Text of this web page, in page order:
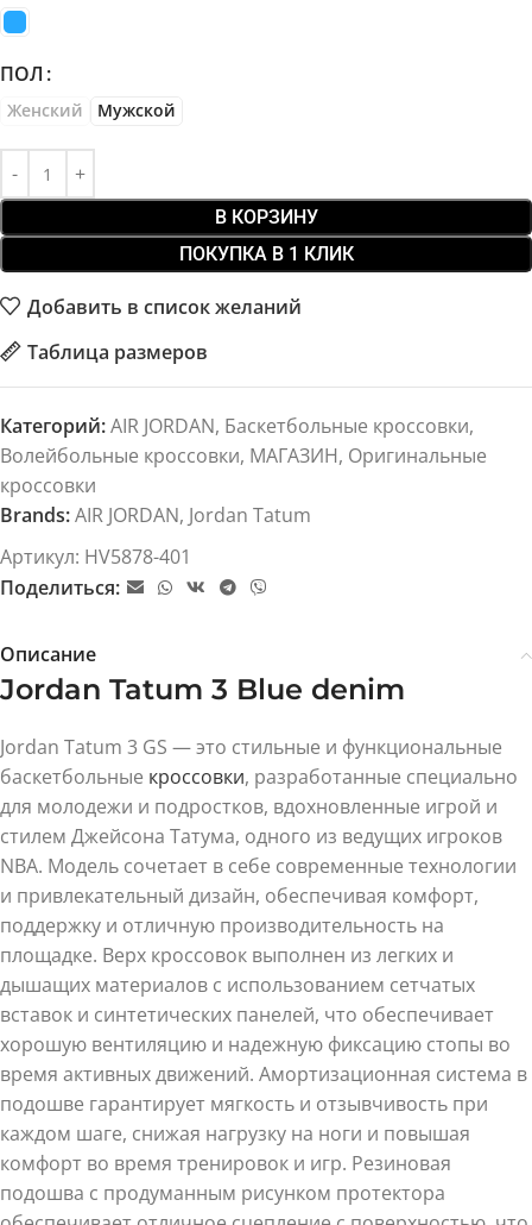
ПОЛ
Женский Мужской
В КОРЗИНУ
ПОКУПКА В 1 КЛИК
Добавить в список желаний
Таблица размеров
Категорий:AIR JORDAN, Баскетбольные кроссовки,
Волейбольные кроссовки, МАГАЗИН, Оригинальные
кроссовки
Brands:AIR JORDAN, Jordan Tatum
Артикул: HV5878-401
Поделиться:
Описание
Jordan Tatum 3 Blue denim
Jordan Tatum 3 GS — это стильные и функциональные
баскетбольные кроссовки, разработанные специально
для молодежи и подростков, вдохновленные игрой и
стилем Джейсона Татума, одного из ведущих игроков
NBA. Модель сочетает в себе современные технологии
и привлекательный дизайн, обеспечивая комфорт,
поддержку и отличную производительность на
площадке. Верх кроссовок выполнен из легких и
дышащих материалов с использованием сетчатых
вставок и синтетических панелей, что обеспечивает
хорошую вентиляцию и надежную фиксацию стопы во
время активных движений. Амортизационная система в
подошве гарантирует мягкость и отзывчивость при
каждом шаге, снижая нагрузку на ноги и повышая
комфорт во время тренировок и игр. Резиновая
подошва с продуманным рисунком протектора